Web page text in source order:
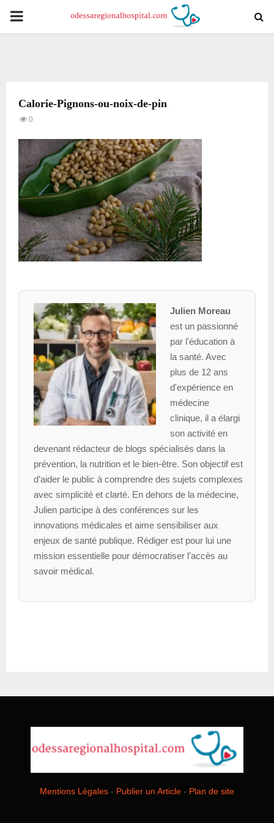
PRIMARY
Calorie-Pignons-ou-noix-de-pin
0
Julien Moreau
est un passionné
par l'éducation à
la santé. Avec
plus de 12 ans
d'expérience en
médecine
clinique, il a élargi
son activité en
devenant rédacteur de blogs spécialisés dans la
prévention, la nutrition et le bien-être. Son objectif est
d’aider le public à comprendre des sujets complexes
avec simplicité et clarté. En dehors de la médecine,
Julien participe à des conférences sur les
innovations médicales et aime sensibiliser aux
enjeux de santé publique. Rédiger est pour lui une
mission essentielle pour démocratiser l'accès au
savoir médical.
Mentions Légales - Publier un Article - Plan de site